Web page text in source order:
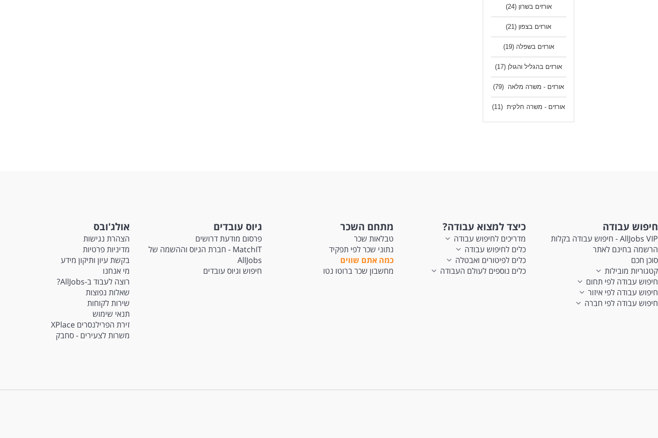
אורזים בשרון (24)
אורזים בצפון (21)
אורזים בשפלה (19)
אורזים בהגליל והגולן (17)
אורזים - משרה מלאה (79)
אורזים - משרה חלקית (11)
חיפוש עבודה
AllJobs VIP - חיפוש עבודה בקלות
הרשמה בחינם לאתר
סוכן חכם
קטגוריות מובילות
חיפוש עבודה לפי תחום
חיפוש עבודה לפי איזור
חיפוש עבודה לפי חברה
כיצד למצוא עבודה?
מדריכים לחיפוש עבודה
כלים לחיפוש עבודה
כלים לפיטורים ואבטלה
כלים נוספים לעולם העבודה
מתחם השכר
טבלאות שכר
נתוני שכר לפי תפקיד
כמה אתם שווים
מחשבון שכר ברוטו נטו
גיוס עובדים
פרסום מודעת דרושים
MatchIT - חברת הגיוס וההשמה של
AllJobs
חיפוש וגיוס עובדים
אולג'ובס
הצהרת נגישות
מדיניות פרטיות
בקשת עיון ותיקון מידע
מי אנחנו
רוצה לעבוד ב-AllJobs?
שאלות נפוצות
שירות לקוחות
תנאי שימוש
זירת הפרילנסרים XPlace
משרות לצעירים - סחבק